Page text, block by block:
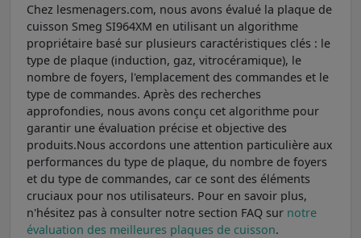
Chez lesmenagers.com, nous avons évalué la plaque de
cuisson Smeg SI964XM en utilisant un algorithme
propriétaire basé sur plusieurs caractéristiques clés : le
type de plaque (induction, gaz, vitrocéramique), le
nombre de foyers, l'emplacement des commandes et le
type de commandes. Après des recherches
approfondies, nous avons conçu cet algorithme pour
garantir une évaluation précise et objective des
produits.Nous accordons une attention particulière aux
performances du type de plaque, du nombre de foyers
et du type de commandes, car ce sont des éléments
cruciaux pour nos utilisateurs. Pour en savoir plus,
n'hésitez pas à consulter notre section FAQ sur notre
évaluation des meilleures plaques de cuisson.